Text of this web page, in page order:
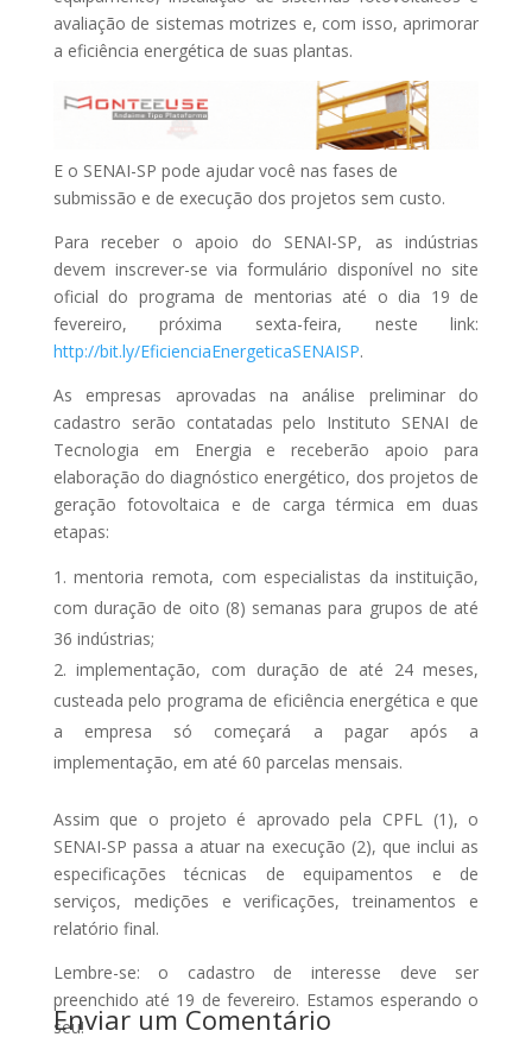
Lançame
nto do
Anuario
Gestão de
Ativos no
Brasil –
avaliação de sistemas motrizes e, com isso, aprimorar
a eficiência energética de suas plantas.
E o SENAI-SP pode ajudar você nas fases de
submissão e de execução dos projetos sem custo.
Para receber o apoio do SENAI-SP, as indústrias
devem inscrever-se via formulário disponível no site
oficial do programa de mentorias até o dia 19 de
fevereiro, próxima sexta-feira, neste link:
http://bit.ly/EficienciaEnergeticaSENAISP.
As empresas aprovadas na análise preliminar do
cadastro serão contatadas pelo Instituto SENAI de
Tecnologia em Energia e receberão apoio para
elaboração do diagnóstico energético, dos projetos de
geração fotovoltaica e de carga térmica em duas
etapas:
mentoria remota, com especialistas da instituição,
com duração de oito (8) semanas para grupos de até
36 indústrias;
implementação, com duração de até 24 meses,
custeada pelo programa de eficiência energética e que
a empresa só começará a pagar após a
implementação, em até 60 parcelas mensais.
Assim que o projeto é aprovado pela CPFL (1), o
SENAI-SP passa a atuar na execução (2), que inclui as
especificações técnicas de equipamentos e de
serviços, medições e verificações, treinamentos e
relatório final.
Lembre-se: o cadastro de interesse deve ser
preenchido até 19 de fevereiro. Estamos esperando o
seu!
Enviar um Comentário